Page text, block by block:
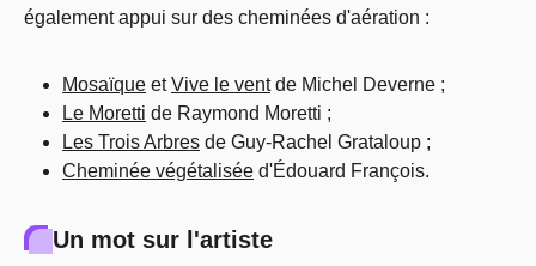
également appui sur des cheminées d'aération :
Mosaïque etVive le ventde Michel Deverne ;
Le Moretti de Raymond Moretti ;
Les Trois Arbres de Guy-Rachel Grataloup ;
Cheminée végétalisée d'Édouard François.
Un mot sur l'artiste